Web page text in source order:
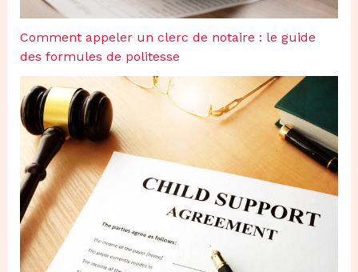
Comment appeler un clerc de notaire : le guide
des formules de politesse